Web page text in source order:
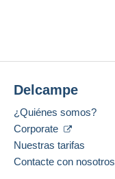
Delcampe
¿Quiénes somos?
Corporate
Nuestras tarifas
Contacte con nosotros